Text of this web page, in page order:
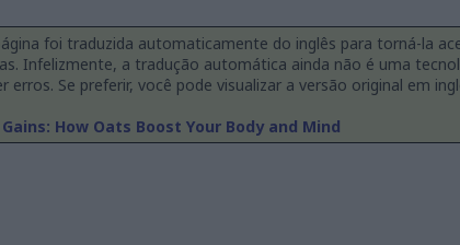
foi traduzida automaticamente do inglês para torná-la
Infelizmente, a tradução automática ainda não é uma
erros. Se preferir, você pode visualizar a versão original em
How Oats Boost Your Body and Mind